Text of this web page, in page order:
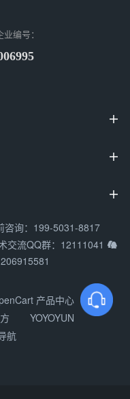
编号：



咨询：199-5031-8817
交流QQ群：12111041 
产品中心
YOYOYUN
航